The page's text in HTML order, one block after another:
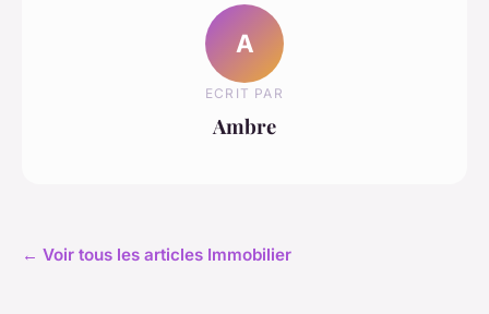
A
ECRIT PAR
Ambre
← Voir tous les articles Immobilier